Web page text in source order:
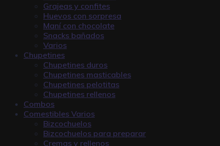
Grajeas y confites
Huevos con sorpresa
Maní con chocolate
Snacks bañados
Varios
Chupetines
Chupetines duros
Chupetines masticables
Chupetines pelotitas
Chupetines rellenos
Combos
Comestibles Varios
Bizcochuelos
Bizcochuelos para preparar
Cremas y rellenos